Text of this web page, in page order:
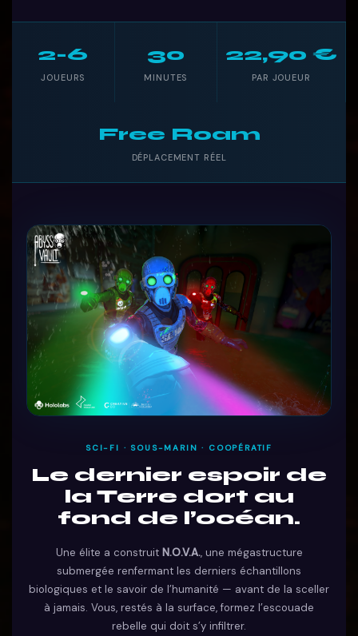
2-6
JOUEURS
30
MINUTES
22,90 €
PAR JOUEUR
Free Roam
DÉPLACEMENT RÉEL
SCI-FI · SOUS-MARIN · COOPÉRATIF
Le dernier espoir de
la Terre dort au
fond de l’océan.
Une élite a construit N.O.V.A., une mégastructure
submergée renfermant les derniers échantillons
biologiques et le savoir de l’humanité — avant de la sceller
à jamais. Vous, restés à la surface, formez l’escouade
rebelle qui doit s’y infiltrer.